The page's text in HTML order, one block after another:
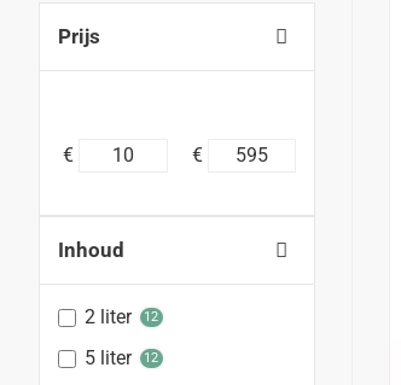
Prijs
€ €
Inhoud
2 liter 12
5 liter 12